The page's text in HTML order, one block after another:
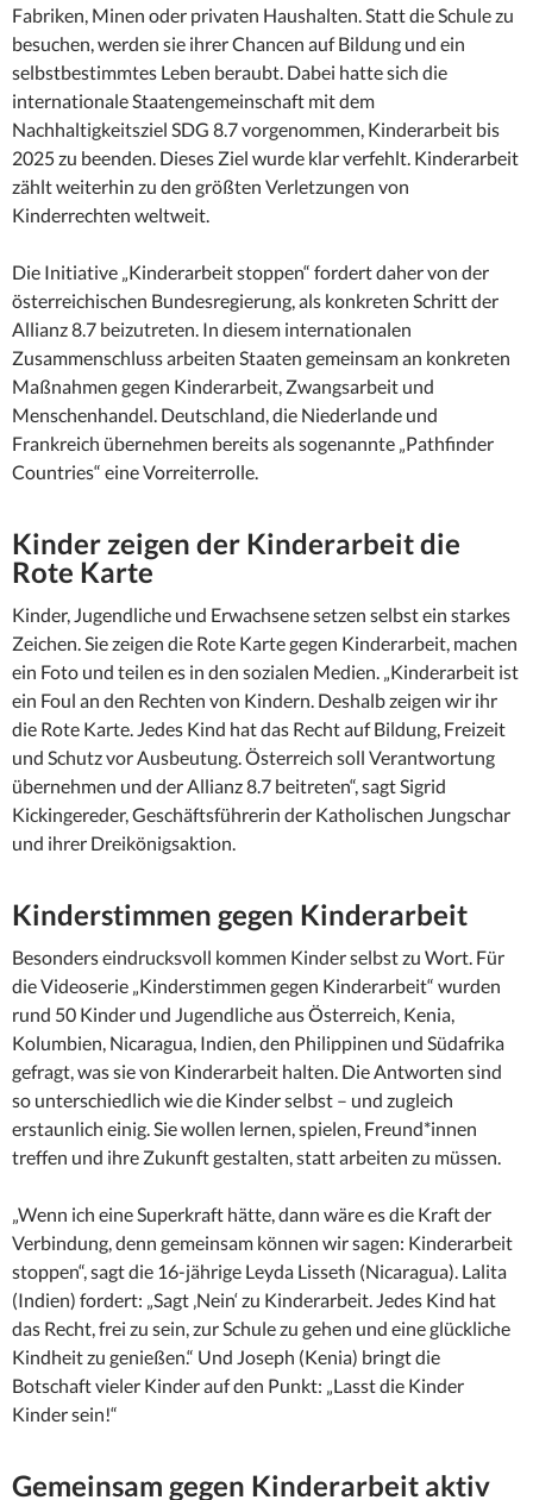
Fabriken, Minen oder privaten Haushalten. Statt die Schule zu
besuchen, werden sie ihrer Chancen auf Bildung und ein
selbstbestimmtes Leben beraubt. Dabei hatte sich die
internationale Staatengemeinschaft mit dem
Nachhaltigkeitsziel SDG 8.7 vorgenommen, Kinderarbeit bis
2025 zu beenden. Dieses Ziel wurde klar verfehlt. Kinderarbeit
zählt weiterhin zu den größten Verletzungen von
Kinderrechten weltweit.
Die Initiative „Kinderarbeit stoppen“ fordert daher von der
österreichischen Bundesregierung, als konkreten Schritt der
Allianz 8.7 beizutreten. In diesem internationalen
Zusammenschluss arbeiten Staaten gemeinsam an konkreten
Maßnahmen gegen Kinderarbeit, Zwangsarbeit und
Menschenhandel. Deutschland, die Niederlande und
Frankreich übernehmen bereits als sogenannte „Pathfinder
Countries“ eine Vorreiterrolle.
Kinder zeigen der Kinderarbeit die
Rote Karte
Kinder, Jugendliche und Erwachsene setzen selbst ein starkes
Zeichen. Sie zeigen die Rote Karte gegen Kinderarbeit, machen
ein Foto und teilen es in den sozialen Medien. „Kinderarbeit ist
ein Foul an den Rechten von Kindern. Deshalb zeigen wir ihr
die Rote Karte. Jedes Kind hat das Recht auf Bildung, Freizeit
und Schutz vor Ausbeutung. Österreich soll Verantwortung
übernehmen und der Allianz 8.7 beitreten“, sagt Sigrid
Kickingereder, Geschäftsführerin der Katholischen Jungschar
und ihrer Dreikönigsaktion.
Kinderstimmen gegen Kinderarbeit
Besonders eindrucksvoll kommen Kinder selbst zu Wort. Für
die Videoserie „Kinderstimmen gegen Kinderarbeit“ wurden
rund 50 Kinder und Jugendliche aus Österreich, Kenia,
Kolumbien, Nicaragua, Indien, den Philippinen und Südafrika
gefragt, was sie von Kinderarbeit halten. Die Antworten sind
so unterschiedlich wie die Kinder selbst – und zugleich
erstaunlich einig. Sie wollen lernen, spielen, Freund*innen
treffen und ihre Zukunft gestalten, statt arbeiten zu müssen.
„Wenn ich eine Superkraft hätte, dann wäre es die Kraft der
Verbindung, denn gemeinsam können wir sagen: Kinderarbeit
stoppen“, sagt die 16-jährige Leyda Lisseth (Nicaragua). Lalita
(Indien) fordert: „Sagt ‚Nein‘ zu Kinderarbeit. Jedes Kind hat
das Recht, frei zu sein, zur Schule zu gehen und eine glückliche
Kindheit zu genießen.“ Und Joseph (Kenia) bringt die
Botschaft vieler Kinder auf den Punkt: „Lasst die Kinder
Kinder sein!“
Gemeinsam gegen Kinderarbeit aktiv